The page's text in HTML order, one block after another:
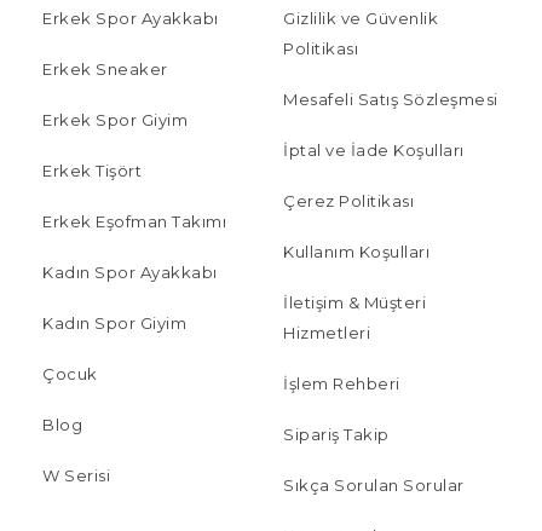
Erkek Spor Ayakkabı
Erkek Sneaker
Erkek Spor Giyim
Erkek Tişört
Erkek Eşofman Takımı
Kadın Spor Ayakkabı
Kadın Spor Giyim
Çocuk
Blog
W Serisi
Gizlilik ve Güvenlik
Politikası
Mesafeli Satış Sözleşmesi
İptal ve İade Koşulları
Çerez Politikası
Kullanım Koşulları
İletişim & Müşteri
Hizmetleri
İşlem Rehberi
Sipariş Takip
Sıkça Sorulan Sorular